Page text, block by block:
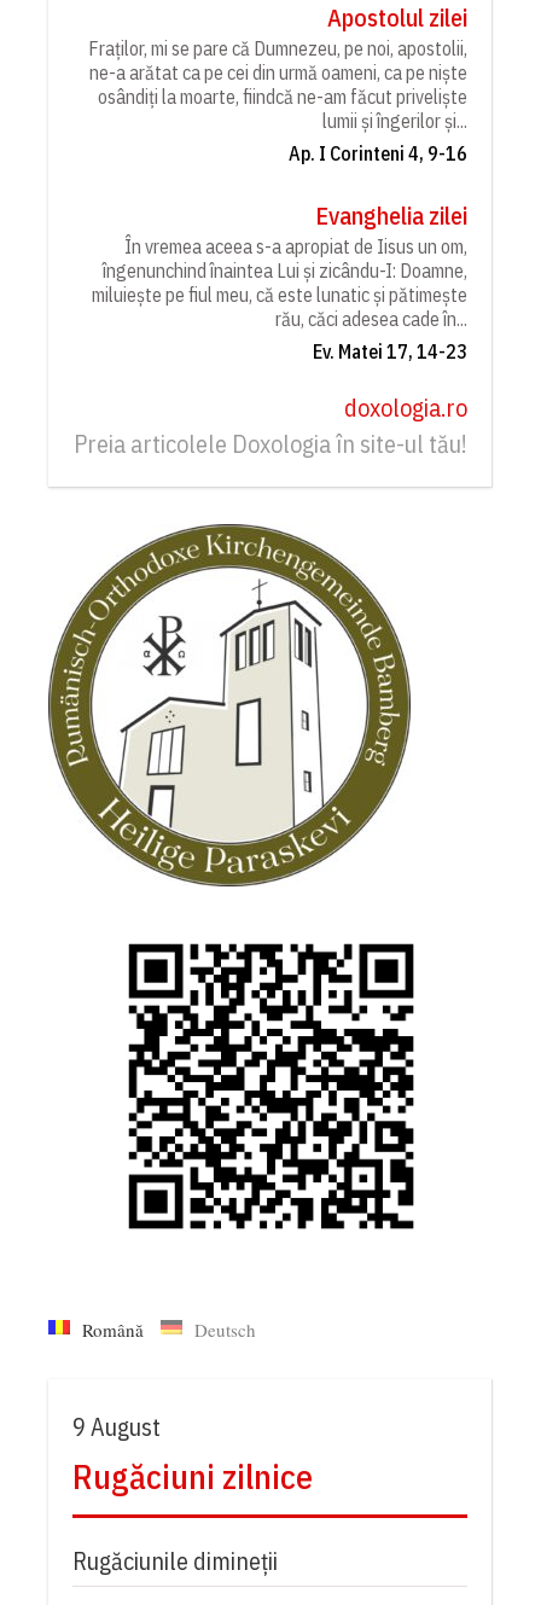
Apostolul zilei
Fraților, mi se pare că Dumnezeu, pe noi, apostolii,
ne-a arătat ca pe cei din urmă oameni, ca pe niște
osândiți la moarte, fiindcă ne-am făcut priveliște
lumii și îngerilor și...
Ap. I Corinteni 4, 9-16
Evanghelia zilei
În vremea aceea s-a apropiat de Iisus un om,
îngenunchind înaintea Lui și zicându-I: Doamne,
miluiește pe fiul meu, că este lunatic și pătimește
rău, căci adesea cade în...
Ev. Matei 17, 14-23
doxologia.ro
Preia articolele Doxologia în site-ul tău!
Română Deutsch
9 August
Rugăciuni zilnice
Rugăciunile dimineții